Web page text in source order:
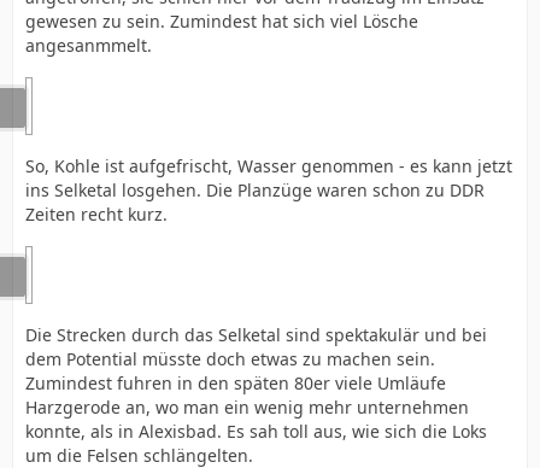
gewesen zu sein. Zumindest hat sich viel Lösche
angesanmmelt.
So, Kohle ist aufgefrischt, Wasser genommen - es kann jetzt
ins Selketal losgehen. Die Planzüge waren schon zu DDR
Zeiten recht kurz.
Die Strecken durch das Selketal sind spektakulär und bei
dem Potential müsste doch etwas zu machen sein.
Zumindest fuhren in den späten 80er viele Umläufe
Harzgerode an, wo man ein wenig mehr unternehmen
konnte, als in Alexisbad. Es sah toll aus, wie sich die Loks
um die Felsen schlängelten.